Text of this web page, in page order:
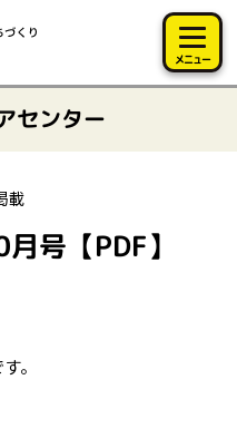
メニュー
センター
載
号【PDF】
。